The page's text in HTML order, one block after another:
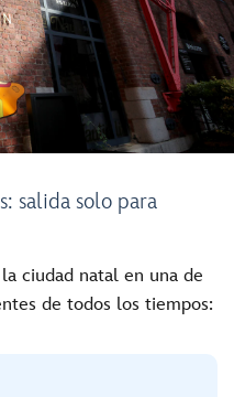
salida solo para
ciudad natal en una de
de todos los tiempos: